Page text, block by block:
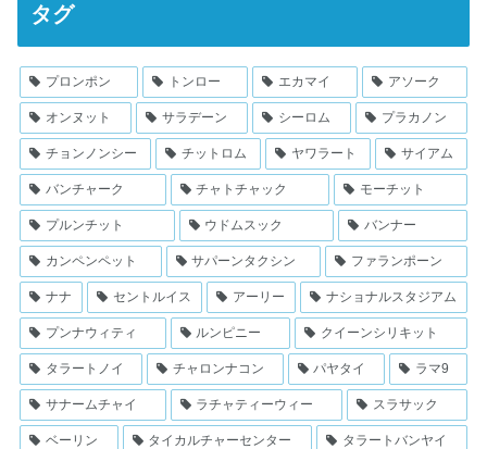
タグ
プロンポン トンロー エカマイ アソーク
オンヌット サラデーン シーロム プラカノン
チョンノンシー チットロム ヤワラート サイアム
バンチャーク チャトチャック モーチット
プルンチット ウドムスック バンナー
カンペンペット サパーンタクシン ファランポーン
ナナ セントルイス アーリー ナショナルスタジアム
プンナウィティ ルンピニー クイーンシリキット
タラートノイ チャロンナコン パヤタイ ラマ9
サナームチャイ ラチャティーウィー スラサック
ベーリン タイカルチャーセンター タラートバンヤイ